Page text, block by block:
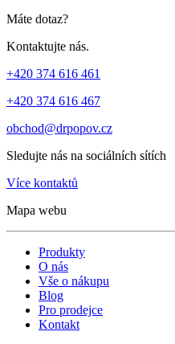
Máte dotaz?
Kontaktujte nás.
+420 374 616 461
+420 374 616 467
obchod@drpopov.cz
Sledujte nás na sociálních sítích
Více kontaktů
Mapa webu
Produkty
O nás
Vše o nákupu
Blog
Pro prodejce
Kontakt